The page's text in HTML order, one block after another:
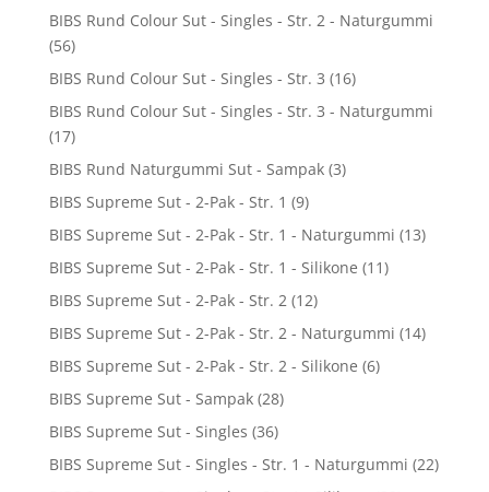
BIBS Rund Colour Sut - Singles - Str. 2 - Naturgummi
(56)
BIBS Rund Colour Sut - Singles - Str. 3 (16)
BIBS Rund Colour Sut - Singles - Str. 3 - Naturgummi
(17)
BIBS Rund Naturgummi Sut - Sampak (3)
BIBS Supreme Sut - 2-Pak - Str. 1 (9)
BIBS Supreme Sut - 2-Pak - Str. 1 - Naturgummi (13)
BIBS Supreme Sut - 2-Pak - Str. 1 - Silikone (11)
BIBS Supreme Sut - 2-Pak - Str. 2 (12)
BIBS Supreme Sut - 2-Pak - Str. 2 - Naturgummi (14)
BIBS Supreme Sut - 2-Pak - Str. 2 - Silikone (6)
BIBS Supreme Sut - Sampak (28)
BIBS Supreme Sut - Singles (36)
BIBS Supreme Sut - Singles - Str. 1 - Naturgummi (22)